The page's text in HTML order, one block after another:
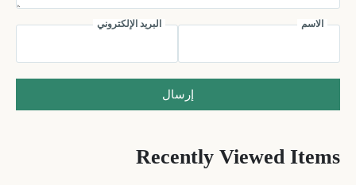
الاسم البريد الإلكتروني
إرسال
Recently Viewed Items